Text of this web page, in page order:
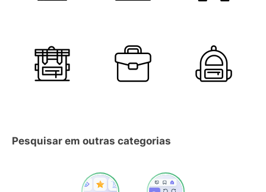
Pesquisar em outras categorias